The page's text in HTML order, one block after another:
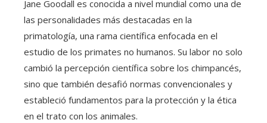
Jane Goodall es conocida a nivel mundial como una de
las personalidades más destacadas en la
primatología, una rama científica enfocada en el
estudio de los primates no humanos. Su labor no solo
cambió la percepción científica sobre los chimpancés,
sino que también desafió normas convencionales y
estableció fundamentos para la protección y la ética
en el trato con los animales.